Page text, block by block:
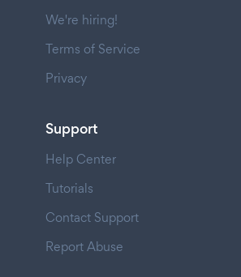
We're hiring!
Terms of Service
Privacy
Support
Help Center
Tutorials
Contact Support
Report Abuse